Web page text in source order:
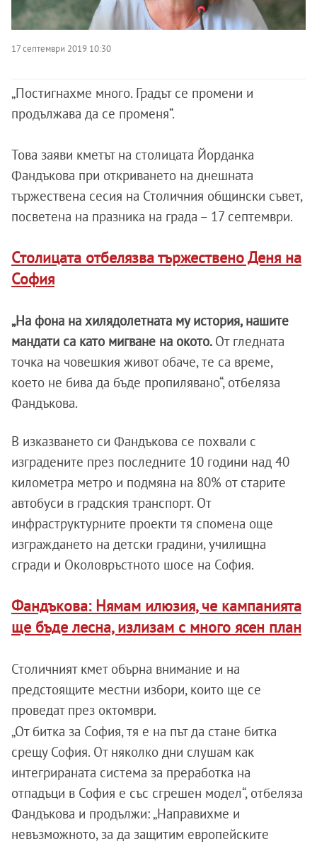
17 септември 2019 10:30
„Постигнахме много. Градът се промени и
продължава да се променя“.
Това заяви кметът на столицата Йорданка
Фандъкова при откриването на днешната
тържествена сесия на Столичния общински съвет,
посветена на празника на града – 17 септември.
Столицата отбелязва тържествено Деня на
София
„На фона на хилядолетната му история, нашите
мандати са като мигване на окото. От гледната
точка на човешкия живот обаче, те са време,
което не бива да бъде пропилявано“, отбеляза
Фандъкова.
В изказването си Фандъкова се похвали с
изградените през последните 10 години над 40
километра метро и подмяна на 80% от старите
автобуси в градския транспорт. От
инфраструктурните проекти тя спомена още
изграждането на детски градини, училищна
сгради и Околовръстното шосе на София.
Фандъкова: Нямам илюзия, че кампанията
ще бъде лесна, излизам с много ясен план
Столичният кмет обърна внимание и на
предстоящите местни избори, които ще се
проведат през октомври.
„От битка за София, тя е на път да стане битка
срещу София. От няколко дни слушам как
интегрираната система за преработка на
отпадъци в София е със сгрешен модел“, отбеляза
Фандъкова и продължи: „Направихме и
невъзможното, за да защитим европейските